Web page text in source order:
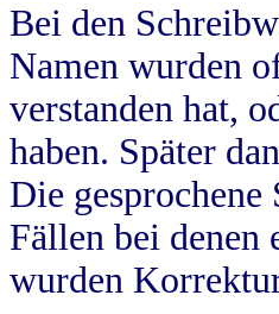
Bei den
Namen wurden
verstanden hat,
haben. Später
Die
Fällen bei denen
wurden